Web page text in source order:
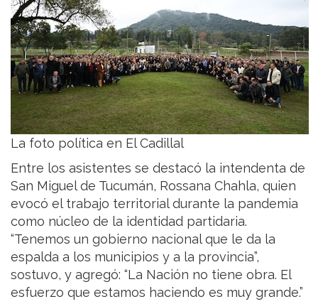
La foto política en El Cadillal
Entre los asistentes se destacó la intendenta de
San Miguel de Tucumán, Rossana Chahla, quien
evocó el trabajo territorial durante la pandemia
como núcleo de la identidad partidaria.
“Tenemos un gobierno nacional que le da la
espalda a los municipios y a la provincia”,
sostuvo, y agregó: “La Nación no tiene obra. El
esfuerzo que estamos haciendo es muy grande.”